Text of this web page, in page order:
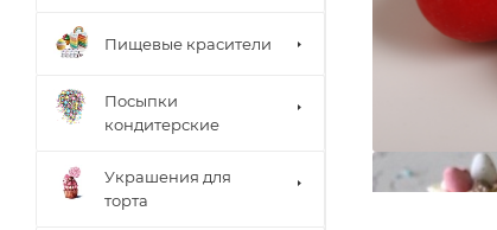
Пищевые красители
Посыпки
кондитерские
Украшения для
торта